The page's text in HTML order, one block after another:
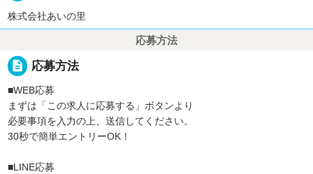
株式会社あいの里
応募方法
description 応募方法
■WEB応募
まずは「この求人に応募する」ボタンより
必要事項を入力の上、送信してください。
30秒で簡単エントリーOK！
■LINE応募